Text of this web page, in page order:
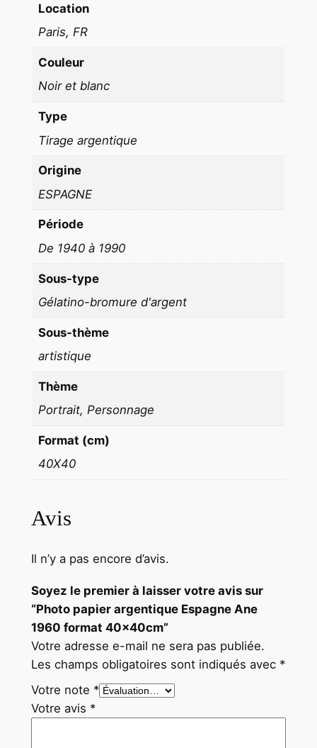
n
9
f
m
m
Location
Paris, FR
Couleur
Noir et blanc
Type
Tirage argentique
Origine
ESPAGNE
Période
De 1940 à 1990
Sous-type
Gélatino-bromure d'argent
Sous-thème
artistique
Thème
Portrait, Personnage
Format (cm)
40X40
Avis
Il n’y a pas encore d’avis.
Soyez le premier à laisser votre avis sur
“Photo papier argentique Espagne Ane
1960 format 40x40cm”
Votre adresse e-mail ne sera pas publiée.
Les champs obligatoires sont indiqués avec *
Votre note *
Votre avis *